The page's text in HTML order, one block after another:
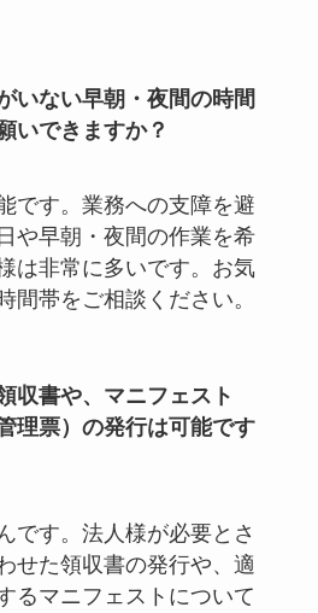
いない早朝・夜間の時間
いできますか？
です。業務への支障を避
や早朝・夜間の作業を希
は非常に多いです。お気
間帯をご相談ください。
収書や、マニフェスト
理票）の発行は可能です
です。法人様が必要とさ
せた領収書の発行や、適
るマニフェストについて